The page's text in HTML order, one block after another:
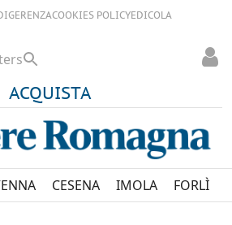
GERENZACOOKIES POLICYEDICOLA
ACQUISTA
CESENA IMOLA FORLÌ